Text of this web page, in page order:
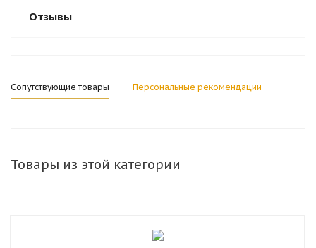
Отзывы
Сопутствующие товары Персональные рекомендации
Товары из этой категории